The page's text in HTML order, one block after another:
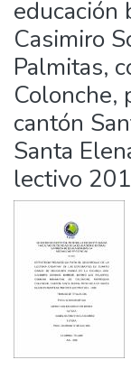
educación
Casimiro
Palmitas,
Colonche,
cantón
Santa
lectivo